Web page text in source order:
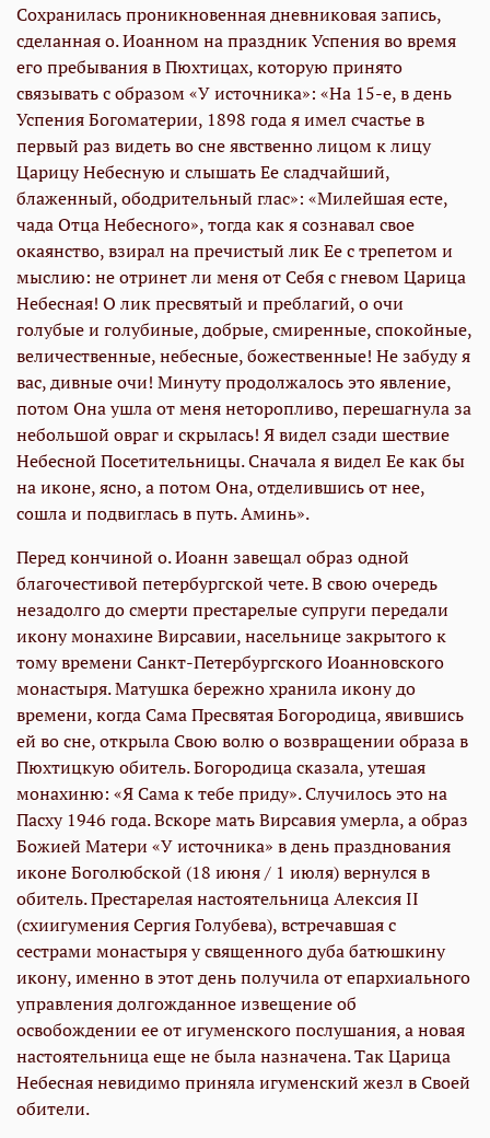
Сохранилась проникновенная дневниковая запись,
сделанная о. Иоанном на праздник Успения во время
его пребывания в Пюхтицах, которую принято
связывать с образом «У источника»: «На 15-е, в день
Успения Богоматерии, 1898 года я имел счастье в
первый раз видеть во сне явственно лицом к лицу
Царицу Небесную и слышать Ее сладчайший,
блаженный, ободрительный глас»: «Милейшая есте,
чада Отца Небесного», тогда как я сознавал свое
окаянство, взирал на пречистый лик Ее с трепетом и
мыслию: не отринет ли меня от Себя с гневом Царица
Небесная! О лик пресвятый и преблагий, о очи
голубые и голубиные, добрые, смиренные, спокойные,
величественные, небесные, божественные! Не забуду я
вас, дивные очи! Минуту продолжалось это явление,
потом Она ушла от меня неторопливо, перешагнула за
небольшой овраг и скрылась! Я видел сзади шествие
Небесной Посетительницы. Сначала я видел Ее как бы
на иконе, ясно, а потом Она, отделившись от нее,
сошла и подвиглась в путь. Аминь».
Перед кончиной о. Иоанн завещал образ одной
благочестивой петербургской чете. В свою очередь
незадолго до смерти престарелые супруги передали
икону монахине Вирсавии, насельнице закрытого к
тому времени Санкт-Петербургского Иоанновского
монастыря. Матушка бережно хранила икону до
времени, когда Сама Пресвятая Богородица, явившись
ей во сне, открыла Свою волю о возвращении образа в
Пюхтицкую обитель. Богородица сказала, утешая
монахиню: «Я Сама к тебе приду». Случилось это на
Пасху 1946 года. Вскоре мать Вирсавия умерла, а образ
Божией Матери «У источника» в день празднования
иконе Боголюбской (18 июня / 1 июля) вернулся в
обитель. Престарелая настоятельница Алексия II
(схиигумения Сергия Голубева), встречавшая с
сестрами монастыря у священного дуба батюшкину
икону, именно в этот день получила от епархиального
управления долгожданное извещение об
освобождении ее от игуменского послушания, а новая
настоятельница еще не была назначена. Так Царица
Небесная невидимо приняла игуменский жезл в Своей
обители.